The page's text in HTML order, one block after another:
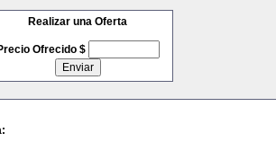
Realizar una Oferta
Ofrecido $